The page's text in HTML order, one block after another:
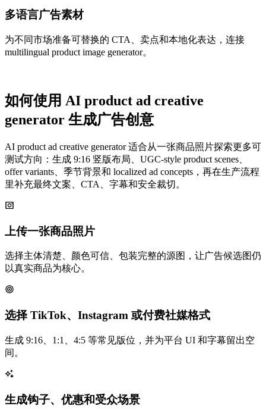
多语言广告素材
为不同市场准备可替换的 CTA、卖点和本地化表达，连接
multilingual product image generator。
如何使用 AI product ad creative
generator 生成广告创意
AI product ad creative generator 适合从一张商品照片探索更多可
测试方向：生成 9:16 竖版布局、UGC-style product scenes、
offer variants、季节背景和 localized ad concepts，再在生产流程
里补充最终文案、CTA、字幕和安全裁切。
上传一张商品照片
选择主体清楚、颜色可信、包装完整的源图，让广告候选图仍
以真实商品为核心。
选择 TikTok、Instagram 或付费社媒格式
生成 9:16、1:1、4:5 等常见版位，并为平台 UI 和字幕留出空
间。
生成钩子、优惠和受众场景